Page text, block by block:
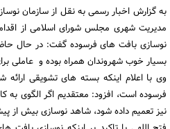
به گزارش اخبار رسمی به نقل از سازمان
مدیریت شهری مجلس شورای اسلامی از
نوسازی بافت های فرسوده گفت: در حال
بسیار خوب شهروندان همراه بوده و عاملی
وی با اعلام اینکه بسته های تشویقی
فرسوده است، افزود: معتقدیم اگر الگوی
نیز تعمیم داده شود، شاهد نوسازی بیش از